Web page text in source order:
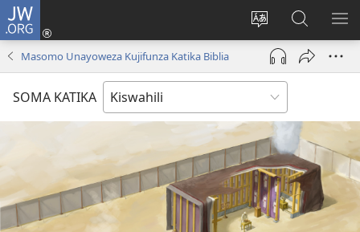
JW.ORG
Badili
lugha
ya
tovuti
Ingia
(opens
window)
Tafuta
Katika
JW.ORG
Masomo Unayoweza Kujifunza Katika Biblia
SOMA KATIKA